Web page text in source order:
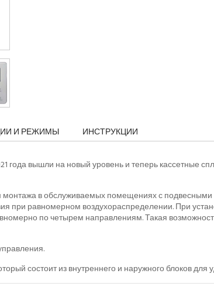
И РЕЖИМЫ ИНСТРУКЦИИ
вышли на новый уровень и теперь кассетные
монтажа в обслуживаемых помещениях с
при равномерном воздухораспределении. При
по четырем направлениям. Такая
состоит из внутреннего и наружного блоков